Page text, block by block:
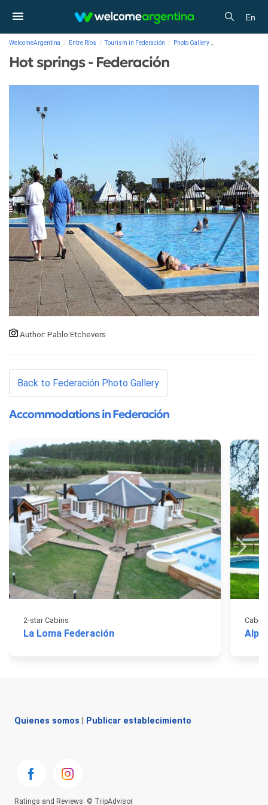
En
WelcomeArgentina Entre Ríos Tourism in Federación Photo Gallery
Hot springs - Federación
Author: Pablo Etchevers
Back to Federación Photo Gallery
Accommodations in Federación
2-star Cabins
La Loma Federación
Cabins
Quienes somos Publicar establecimiento
Ratings and Reviews: © TripAdvisor